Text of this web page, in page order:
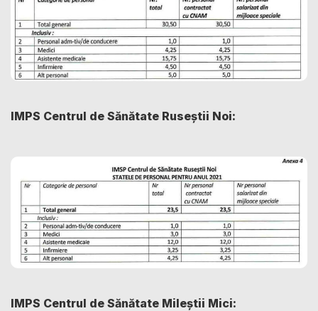
IMPS Centrul de Sănătate Ruseștii Noi:
IMPS Centrul de Sănătate Mileștii Mici: